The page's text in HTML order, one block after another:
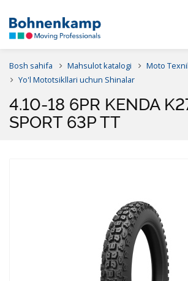
Bosh sahifa Mahsulot katalogi
Moto
Yo'l Mototsikllari uchun Shinalar
4.10-18 6PR KENDA
SPORT 63P TT